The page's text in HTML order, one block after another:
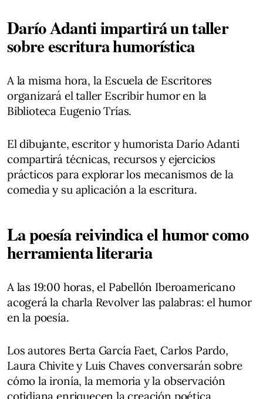
Darío Adanti impartirá un taller
sobre escritura humorística
A la misma hora, la Escuela de Escritores
organizará el taller Escribir humor en la
Biblioteca Eugenio Trías.
El dibujante, escritor y humorista Darío Adanti
compartirá técnicas, recursos y ejercicios
prácticos para explorar los mecanismos de la
comedia y su aplicación a la escritura.
La poesía reivindica el humor como
herramienta literaria
A las 19:00 horas, el Pabellón Iberoamericano
acogerá la charla Revolver las palabras: el humor
en la poesía.
Los autores Berta García Faet, Carlos Pardo,
Laura Chivite y Luis Chaves conversarán sobre
cómo la ironía, la memoria y la observación
cotidiana enriquecen la creación poética